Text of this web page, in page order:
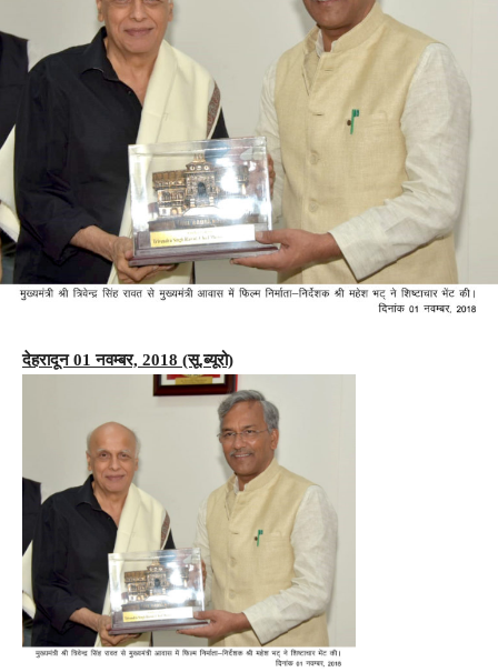
देहरादून 01 नवम्बर, 2018 (सू.ब्यूरो)